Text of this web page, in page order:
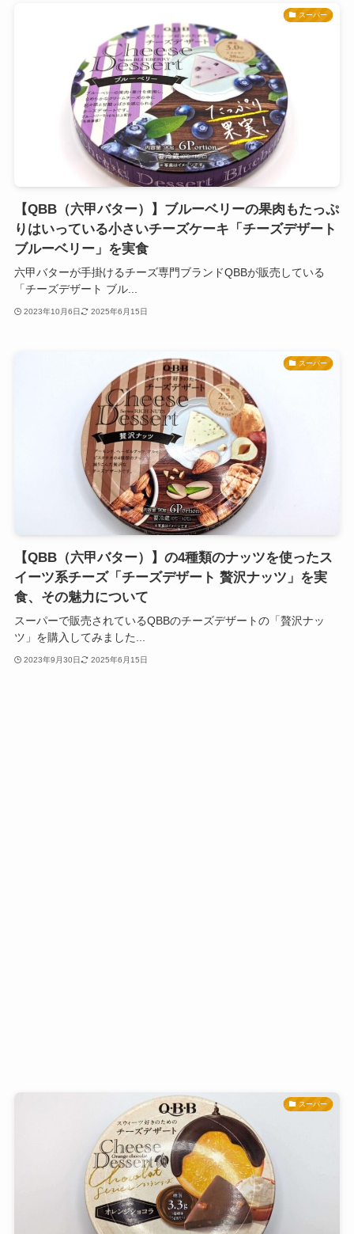
スーパー
【QBB（六甲バター）】ブルーベリーの果肉もたっぷ
りはいっている小さいチーズケーキ「チーズデザート
ブルーベリー」を実食
六甲バターが手掛けるチーズ専門ブランドQBBが販売している
「チーズデザート ブル...
2023年10月6日 2025年6月15日
スーパー
【QBB（六甲バター）】の4種類のナッツを使ったス
イーツ系チーズ「チーズデザート 贅沢ナッツ」を実
食、その魅力について
スーパーで販売されているQBBのチーズデザートの「贅沢ナッ
ツ」を購入してみました...
2023年9月30日 2025年6月15日
スーパー